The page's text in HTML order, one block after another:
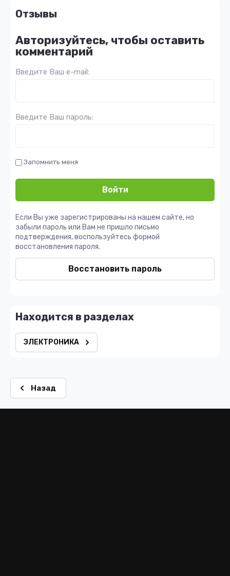
Отзывы
Авторизуйтесь, чтобы оставить
комментарий
Введите Ваш e-mail:
Введите Ваш пароль:
Запомнить меня
Войти
Если Вы уже зарегистрированы на нашем сайте, но
забыли пароль или Вам не пришло письмо
подтверждения, воспользуйтесь формой
восстановления пароля.
Восстановить пароль
Находится в разделах
ЭЛЕКТРОНИКА
Назад